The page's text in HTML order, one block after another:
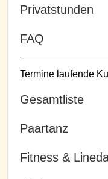
Privatstunden
FAQ
Termine laufende
Gesamtliste
Paartanz
Fitness &